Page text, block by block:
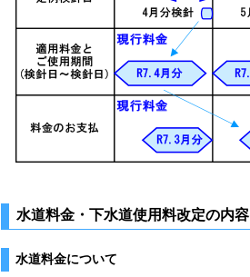
水道料金・下水道使用料改定の内容
水道料金について